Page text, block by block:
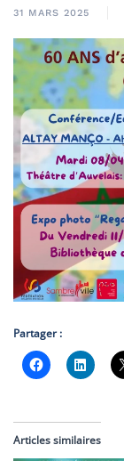
31 MARS 2025
Partager :
Articles similaires